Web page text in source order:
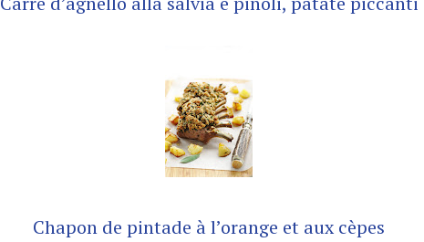
Chapon de pintade à l’orange et aux cèpes